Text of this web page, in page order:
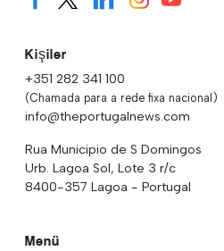
Kişiler
+351 282 341 100
(Chamada para a rede fixa nacional)
info@theportugalnews.com
Rua Municipio de S Domingos
Urb. Lagoa Sol, Lote 3 r/c
8400-357 Lagoa - Portugal
Menü